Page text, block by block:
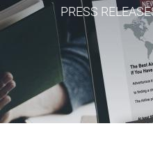
PRESS